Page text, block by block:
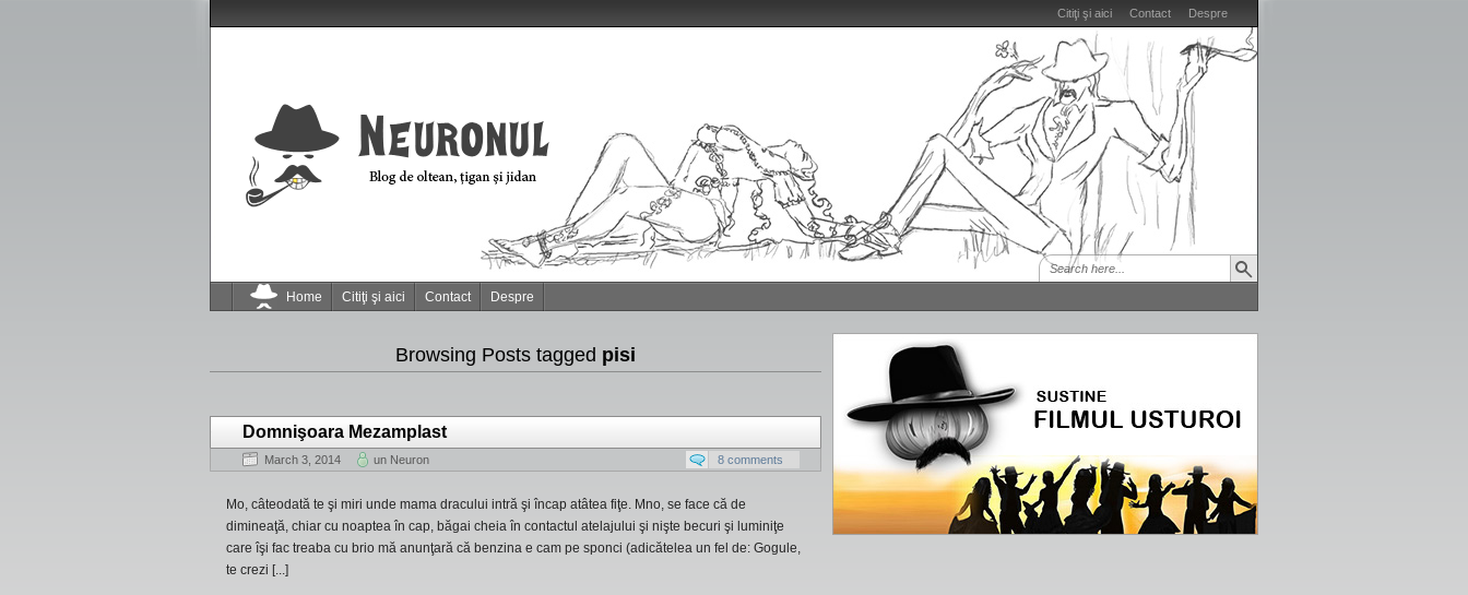
Citiţi şi aici Contact Despre
Home Citiţi şi aici Contact Despre
Browsing Posts tagged pisi
Domnişoara Mezamplast
March 3, 2014 un Neuron 8 comments
Mo, câteodată te şi miri unde mama dracului intră şi încap atâtea fiţe. Mno, se face că de
dimineaţă, chiar cu noaptea în cap, băgai cheia în contactul atelajului şi nişte becuri şi luminiţe
care îşi fac treaba cu brio mă anunţară că benzina e cam pe sponci (adicătelea un fel de: Gogule,
te crezi [...]